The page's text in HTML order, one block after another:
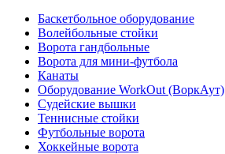
Баскетбольное оборудование
Волейбольные стойки
Ворота гандбольные
Ворота для мини-футбола
Канаты
Оборудование WorkOut (ВоркАут)
Судейские вышки
Теннисные стойки
Футбольные ворота
Хоккейные ворота